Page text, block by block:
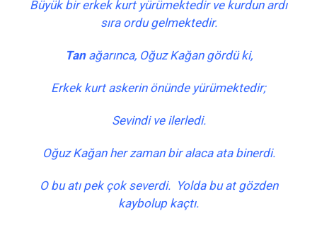
Büyük bir erkek kurt yürümektedir ve kurdun ardı
sıra ordu gelmektedir.
Tanağarınca, Oğuz Kağan gördü ki,
Erkek kurt askerin önünde yürümektedir;
Sevindi ve ilerledi.
Oğuz Kağan her zaman bir alaca ata binerdi.
O bu atı pek çok severdi. Yolda bu at gözden
kaybolup kaçtı.